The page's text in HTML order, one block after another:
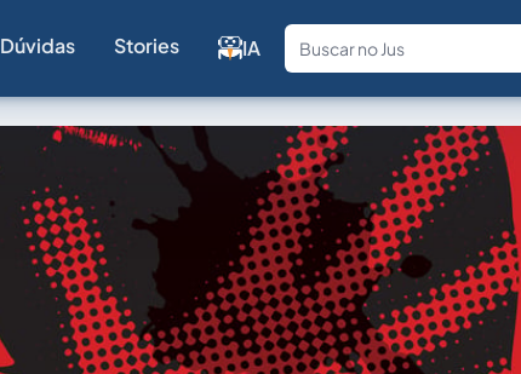
Dúvidas Stories IA
Fale com